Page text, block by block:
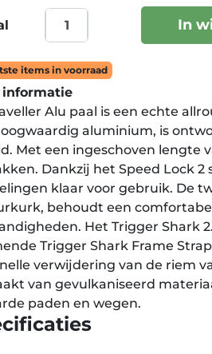
In
items in voorraad
informatie
Alu paal is een echte
aluminium, is
Met een ingeschoven lengte
Dankzij het Speed Lock
klaar voor gebruik. De
behoudt een
Het Trigger Shark
Trigger Shark Frame
verwijdering van de riem
van gevulkaniseerd
paden en wegen.